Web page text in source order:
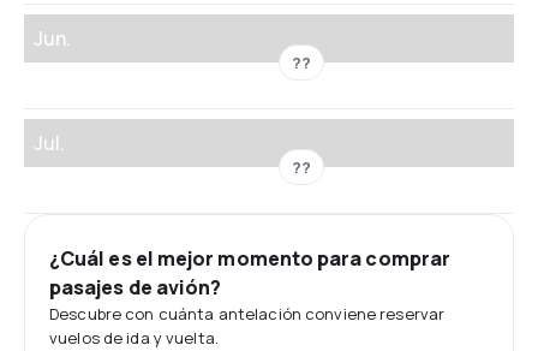
Jun.
??
Jul.
??
¿Cuál es el mejor momento para comprar
pasajes de avión?
Descubre con cuánta antelación conviene reservar
vuelos de ida y vuelta.